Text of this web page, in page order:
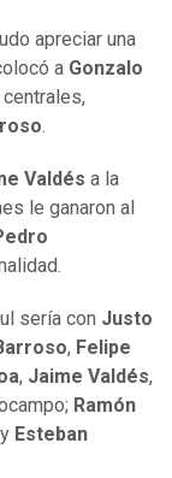
apreciar una
a Gonzalo
.
Valdés a la
le ganaron al
sería con Justo
, Felipe
, Jaime Valdés,
Ramón
y Esteban